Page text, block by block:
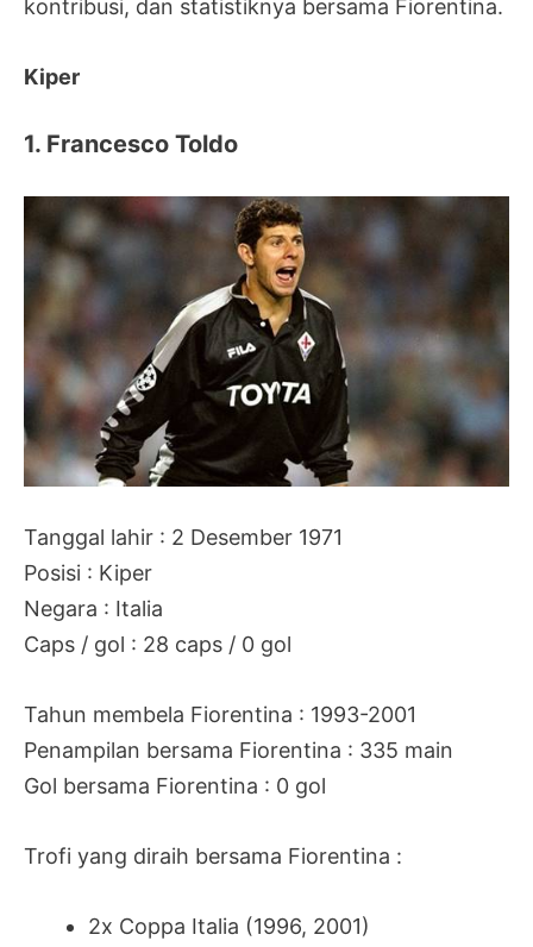
kontribusi, dan statistiknya bersama Fiorentina.
Kiper
1. Francesco Toldo
Tanggal lahir : 2 Desember 1971
Posisi : Kiper
Negara : Italia
Caps / gol : 28 caps / 0 gol
Tahun membela Fiorentina : 1993-2001
Penampilan bersama Fiorentina : 335 main
Gol bersama Fiorentina : 0 gol
Trofi yang diraih bersama Fiorentina :
2x Coppa Italia (1996, 2001)